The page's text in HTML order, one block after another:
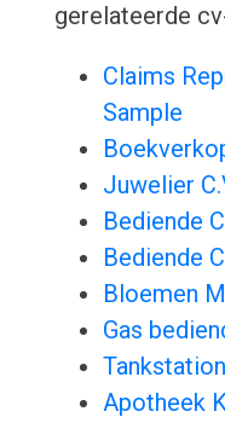
gerelateerde
Claims
Sample
Juwelier
Bediende
Bediende
Bloemen
Gas
Apotheek